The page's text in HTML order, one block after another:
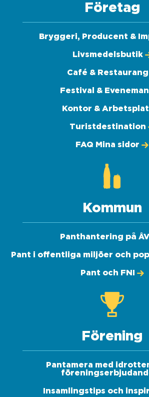
Företag
Bryggeri, Producent &
Livsmedelsbutik
Café & Restaurang
Festival &
Kontor &
Turistdestination
FAQ Mina sidor
Kommun
Panthantering på
Pant i offentliga miljöer och
Pant och FNI
Förening
Pantamera med
Insamlingstips och